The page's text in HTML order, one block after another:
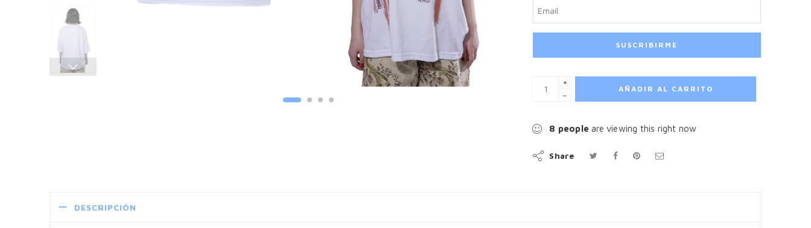
+
−
AÑADIR AL CARRITO
8 people are viewing this right now
Share
DESCRIPCIÓN